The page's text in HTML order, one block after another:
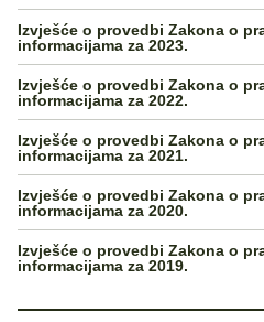
Izvješće o provedbi Zakona o
informacijama za 2023.
Izvješće o provedbi Zakona o
informacijama za 2022.
Izvješće o provedbi Zakona o
informacijama za 2021.
Izvješće o provedbi Zakona o
informacijama za 2020.
Izvješće o provedbi Zakona o
informacijama za 2019.